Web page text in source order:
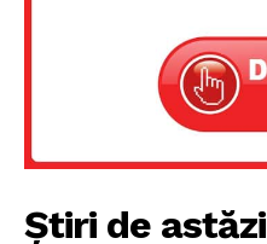
Știri de astăzi